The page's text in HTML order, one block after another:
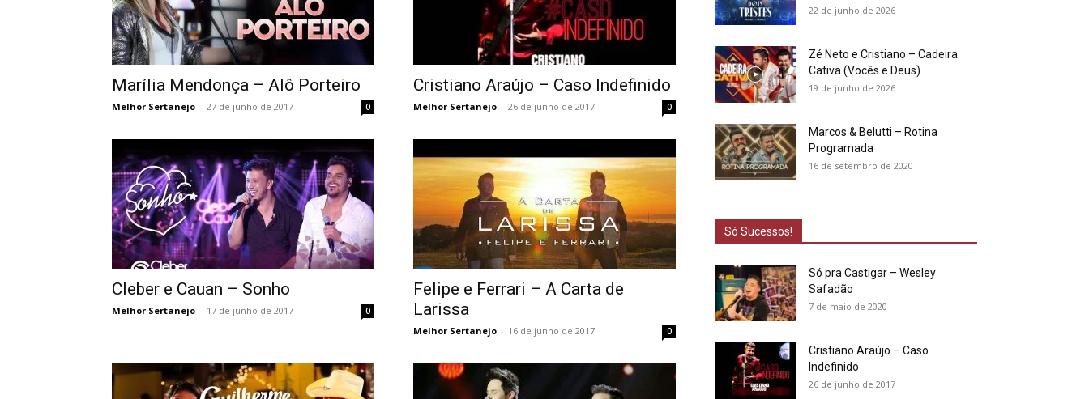
Marília Mendonça – Alô Porteiro
Melhor Sertanejo - 27 de junho de 2017 0
Cristiano Araújo – Caso Indefinido
Melhor Sertanejo - 26 de junho de 2017 0
Cleber e Cauan – Sonho
Melhor Sertanejo - 17 de junho de 2017 0
Felipe e Ferrari – A Carta de
Larissa
Melhor Sertanejo - 16 de junho de 2017 0
22 de junho de 2026
Zé Neto e Cristiano – Cadeira
Cativa (Vocês e Deus)
19 de junho de 2026
Marcos & Belutti – Rotina
Programada
16 de setembro de 2020
Só Sucessos!
Só pra Castigar – Wesley
Safadão
7 de maio de 2020
Cristiano Araújo – Caso
Indefinido
26 de junho de 2017